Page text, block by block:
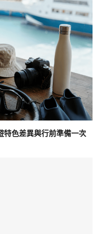
特色差異與行前準備一次